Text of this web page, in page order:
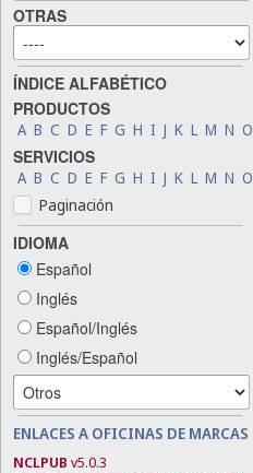
OTRAS
ÍNDICE ALFABÉTICO
PRODUCTOS
A B C D E F G H I J K L M N O
SERVICIOS
A B C D E F G H I J K L M N O
Paginación
IDIOMA
Español
Inglés
Español/Inglés
Inglés/Español
ENLACES A OFICINAS DE MARCAS
NCLPUB v5.0.3